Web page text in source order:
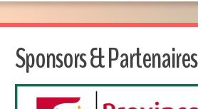
Sponsors & Partenaires